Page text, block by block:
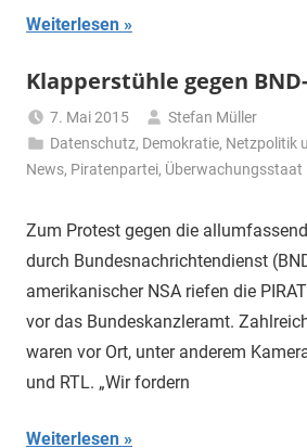
Weiterlesen
Klapperstühle gegen
7. Mai 2015
Stefan Müller
Datenschutz, Demokratie, Netzpolitik
News, Piratenpartei, Überwachungsstaat
Zum Protest gegen die
durch Bundesnachrichtendienst
amerikanischer NSA riefen die
vor das Bundeskanzleramt.
waren vor Ort, unter anderem
und RTL. „Wir fordern
Weiterlesen